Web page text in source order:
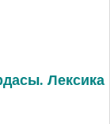
Лексика